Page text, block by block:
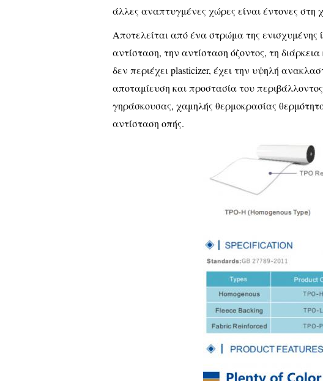
άλλες αναπτυγμένες χώρες είναι έντονες στη
Αποτελείται από ένα στρώμα της ενισχυμένης
αντίσταση, την αντίσταση όζοντος, τη
δεν περιέχει plasticizer, έχει την υψηλή
αποταμίευση και προστασία του
γηράσκουσας, χαμηλής θερμοκρασίας
αντίσταση οπής.